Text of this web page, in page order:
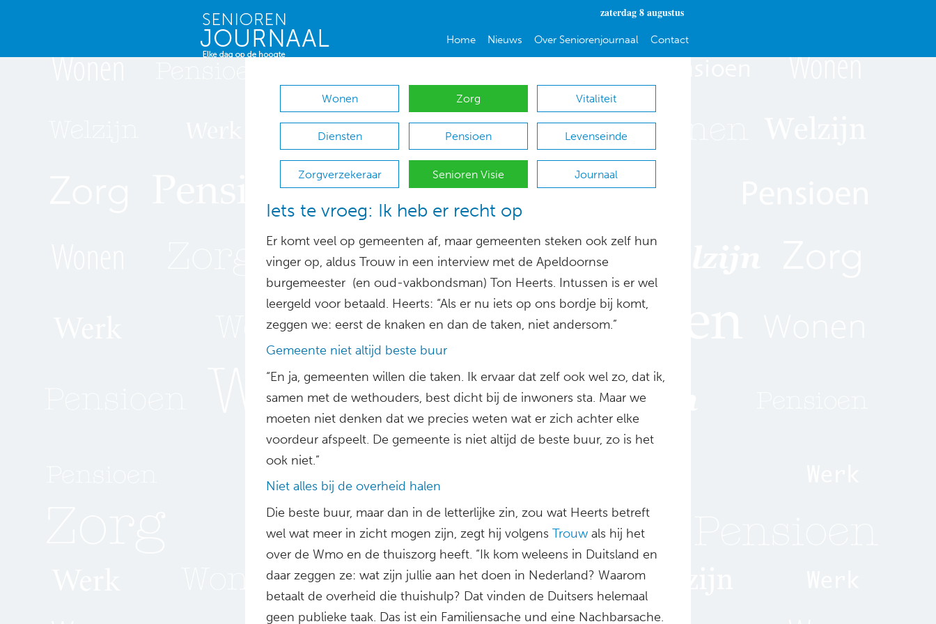
zaterdag 8 augustus
Home Nieuws Over Seniorenjournaal Contact
Wonen Zorg Vitaliteit
Diensten Pensioen Levenseinde
Zorgverzekeraar Senioren Visie Journaal
Iets te vroeg: Ik heb er recht op
Er komt veel op gemeenten af, maar gemeenten steken ook zelf hun
vinger op, aldus Trouw in een interview met de Apeldoornse
burgemeester (en oud-vakbondsman) Ton Heerts. Intussen is er wel
leergeld voor betaald. Heerts: “Als er nu iets op ons bordje bij komt,
zeggen we: eerst de knaken en dan de taken, niet andersom.”
Gemeente niet altijd beste buur
“En ja, gemeenten willen die taken. Ik ervaar dat zelf ook wel zo, dat ik,
samen met de wethouders, best dicht bij de inwoners sta. Maar we
moeten niet denken dat we precies weten wat er zich achter elke
voordeur afspeelt. De gemeente is niet altijd de beste buur, zo is het
ook niet.”
Niet alles bij de overheid halen
Die beste buur, maar dan in de letterlijke zin, zou wat Heerts betreft
wel wat meer in zicht mogen zijn, zegt hij volgens Trouw als hij het
over de Wmo en de thuiszorg heeft. “Ik kom weleens in Duitsland en
daar zeggen ze: wat zijn jullie aan het doen in Nederland? Waarom
betaalt de overheid die thuishulp? Dat vinden de Duitsers helemaal
geen publieke taak. Das ist ein Familiensache und eine Nachbarsache.